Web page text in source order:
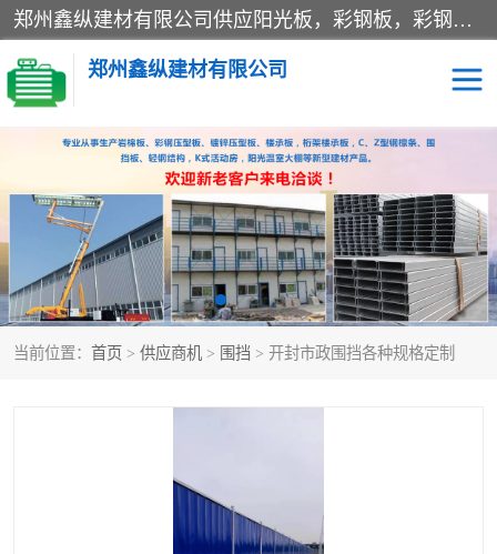
郑州鑫纵建材有限公司供应阳光板，彩钢板，彩钢钢构工程是一家集生产销售租赁安装于一体的企业，主要生产PC采光板，耐力板，仿古琉璃采光板，岩棉板、彩钢压型板、镀锌压型板、桁架楼承板，C、Z型钢檩条、围挡板、轻钢结构，阳光温室大棚等新型建材产品。公司旗下有多台移动式高空压瓦机租赁，承接全国各地业务，专业对外租赁各种型号压瓦机。
郑州鑫纵建材有限公司
当前位置： 首页 > 供应商机 > 围挡 > 开封市政围挡各种规格定制
高空瓦机租赁 ASA合成树脂仿古瓦
CZ型钢 FRP采光板
PC多层板 PC耐力板
建筑围挡 楼层板
压型彩钢板
彩钢板